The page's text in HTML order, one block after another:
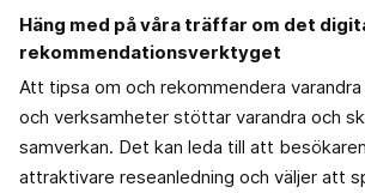
Häng med på våra träffar om det
rekommendationsverktyget
Att tipsa om och rekommendera
och verksamheter stöttar varandra och
samverkan. Det kan leda till att
attraktivare reseanledning och väljer att